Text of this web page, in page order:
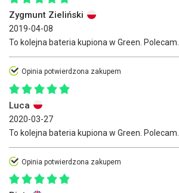
Zygmunt Zieliński
2019-04-08
To kolejna bateria kupiona w Green. Polecam.
Opinia potwierdzona zakupem
Luca
2020-03-27
To kolejna bateria kupiona w Green. Polecam.
Opinia potwierdzona zakupem